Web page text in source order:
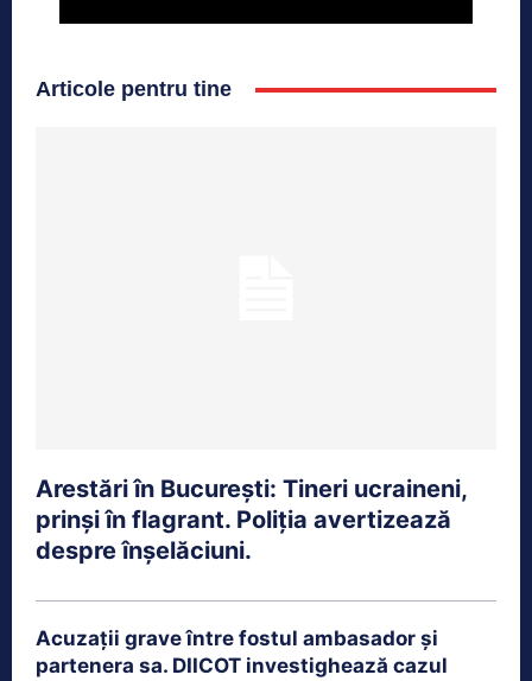
Articole pentru tine
Arestări în București: Tineri ucraineni,
prinși în flagrant. Poliția avertizează
despre înșelăciuni.
Acuzații grave între fostul ambasador și
partenera sa. DIICOT investighează cazul